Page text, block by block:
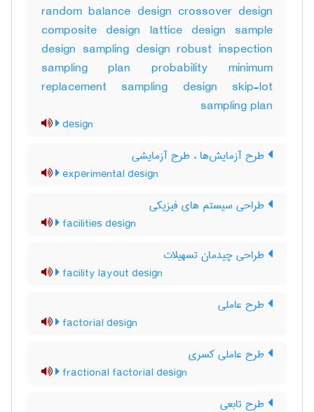
random balance design crossover design
composite design lattice design sample
design sampling design robust inspection
sampling plan probability minimum
replacement sampling design skip-lot
sampling plan
design
طرح آزمایش‌ها ، طرح آزمایشی
experimental design
طراحی سیستم های فیزیکی
facilities design
طراحی چیدمان تسهیلات
facility layout design
طرح عاملی
factorial design
طرح عاملی کسری
fractional factorial design
طرح تابعی